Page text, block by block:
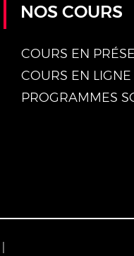
NOS COURS
COURS EN
COURS EN LIGNE